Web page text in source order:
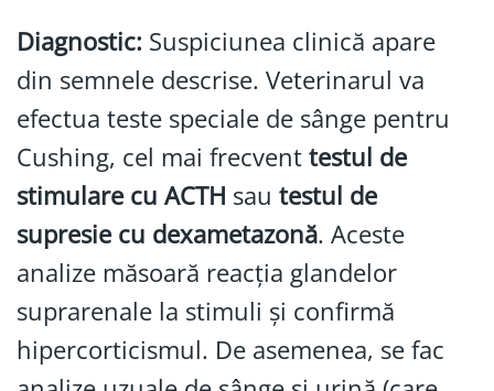
Diagnostic: Suspiciunea clinică apare
din semnele descrise. Veterinarul va
efectua teste speciale de sânge pentru
Cushing, cel mai frecventtestul de
stimulare cu ACTH sau testul de
supresie cu dexametazonă. Aceste
analize măsoară reacția glandelor
suprarenale la stimuli și confirmă
hipercorticismul. De asemenea, se fac